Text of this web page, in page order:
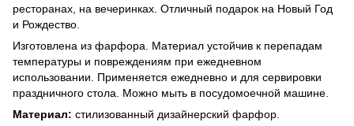
ресторанах, на вечеринках. Отличный подарок на Новый Год
и Рождество.
Изготовлена из фарфора. Материал устойчив к перепадам
температуры и повреждениям при ежедневном
использовании. Применяется ежедневно и для сервировки
праздничного стола. Можно мыть в посудомоечной машине.
Материал: стилизованный дизайнерский фарфор.